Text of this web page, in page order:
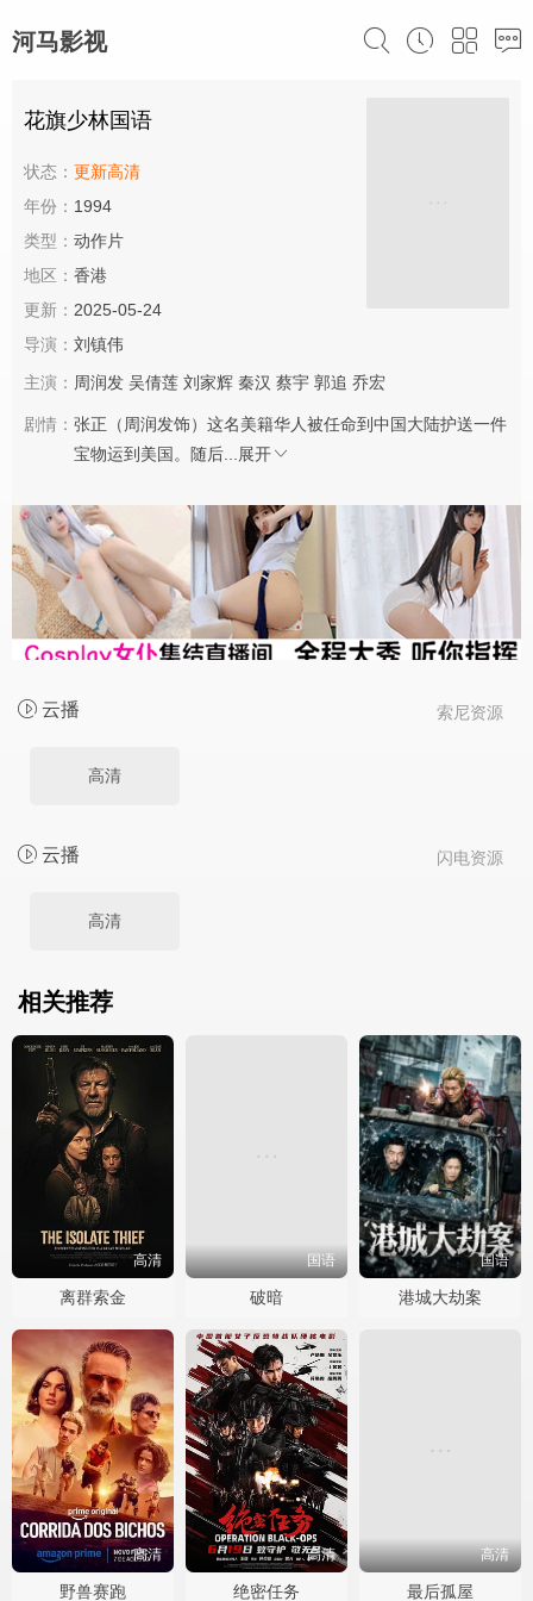
河马影视
花旗少林国语
状态： 更新高清
年份： 1994
类型： 动作片
地区： 香港
更新： 2025-05-24
导演： 刘镇伟
主演： 周润发 吴倩莲 刘家辉 秦汉 蔡宇 郭追 乔宏
剧情： 张正（周润发饰）这名美籍华人被任命到中国大陆护送一件
宝物运到美国。随后...
展开
索尼资源
云播
高清
闪电资源
云播
高清
相关推荐
高清
离群索金
国语
破暗
国语
港城大劫案
高清
野兽赛跑
高清
绝密任务
高清
最后孤屋